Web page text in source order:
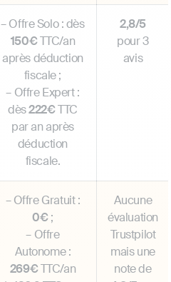
– Offre Solo : dès
150€TTC/an
après déduction
fiscale ;
– Offre Expert :
dès222€TTC
par an après
déduction
fiscale.
2,8/5
pour 3
avis
– Offre Gratuit :
0€;
– Offre
Autonome :
269€TTC/an
Aucune
évaluation
Trustpilot
mais une
note de